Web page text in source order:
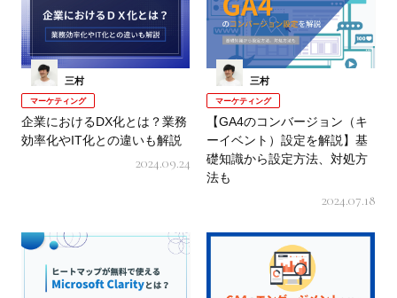
三村
マーケティング
企業におけるDX化とは？業務
効率化やIT化との違いも解説
2024.09.24
三村
マーケティング
【GA4のコンバージョン（キ
ーイベント）設定を解説】基
礎知識から設定方法、対処方
法も
2024.07.18